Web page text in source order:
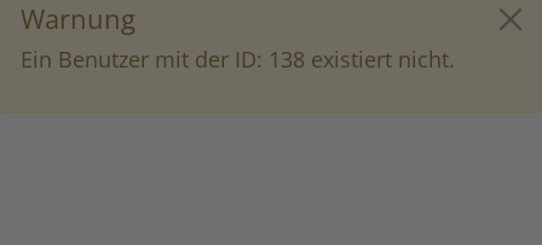
Warnung
Ein Benutzer mit der ID: 138 existiert nicht.